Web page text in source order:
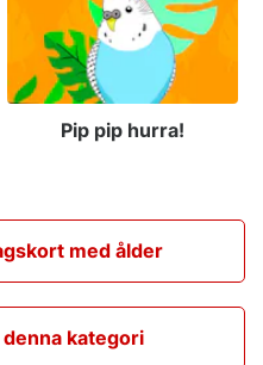
Pip pip hurra!
med ålder
kategori